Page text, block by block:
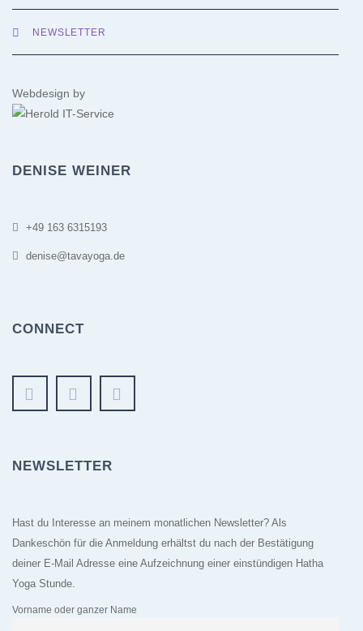
NEWSLETTER
Webdesign by
DENISE WEINER
+49 163 6315193
denise@tavayoga.de
CONNECT
NEWSLETTER
Hast du Interesse an meinem monatlichen Newsletter? Als
Dankeschön für die Anmeldung erhältst du nach der Bestätigung
deiner E-Mail Adresse eine Aufzeichnung einer einstündigen Hatha
Yoga Stunde.
Vorname oder ganzer Name